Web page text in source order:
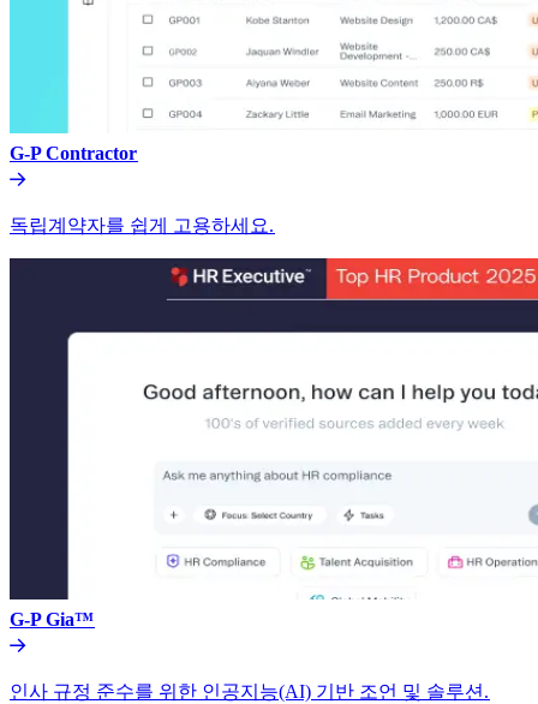
G-P Contractor​​
독립계약자를 쉽게 고용하세요.​​
G-P Gia™​​
인사 규정 준수를 위한 인공지능(AI) 기반 조언 및 솔루션.​​